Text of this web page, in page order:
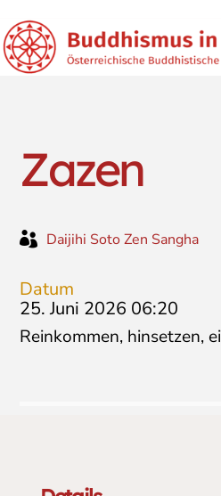
Zazen
 Daijihi Soto Zen Sangha
Datum
25. Juni 2026 06:20
Reinkommen, hinsetzen,